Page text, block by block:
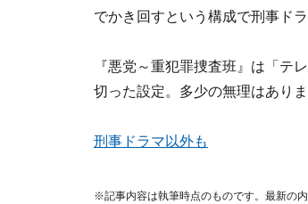
でかき回すという構成で刑事ド
『悪党～重犯罪捜査班』は「テ
切った設定。多少の無理はあり
刑事ドラマ以外も
※記事内容は執筆時点のものです。最新の内